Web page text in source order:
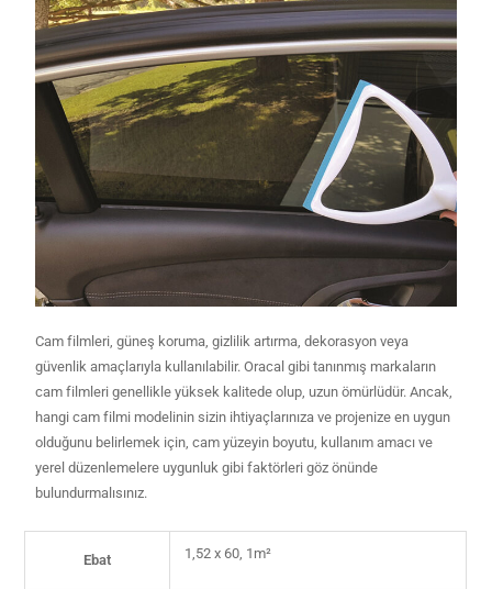
Cam filmleri, güneş koruma, gizlilik artırma, dekorasyon veya
güvenlik amaçlarıyla kullanılabilir. Oracal gibi tanınmış markaların
cam filmleri genellikle yüksek kalitede olup, uzun ömürlüdür. Ancak,
hangi cam filmi modelinin sizin ihtiyaçlarınıza ve projenize en uygun
olduğunu belirlemek için, cam yüzeyin boyutu, kullanım amacı ve
yerel düzenlemelere uygunluk gibi faktörleri göz önünde
bulundurmalısınız.
Ebat 1,52 x 60, 1m²